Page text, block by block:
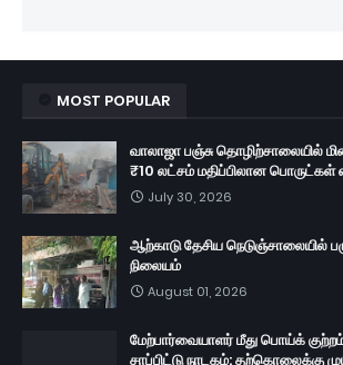
MOST POPULAR
வாலாஜா பஞ்சு தொழிற்சாலையில்
₹10 லட்சம் மதிப்பிலான பொருட்கள்
July 30, 2026
ஆற்காடு தேசிய நெடுஞ்சாலையில்
நிலையம்
August 01, 2026
மேற்பார்வையாளர் மீது பொய்க்
சாப்பிட்டு நாடகம்: தற்கொலைக்கு